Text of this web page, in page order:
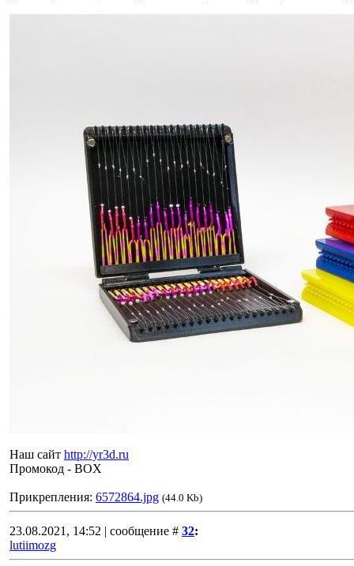
Наш сайт http://yr3d.ru
Промокод - BOX
Прикрепления: 6572864.jpg (44.0 Kb)
23.08.2021, 14:52 | сообщение # 32:
lutiimozg